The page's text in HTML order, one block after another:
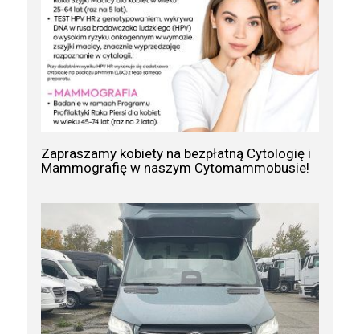
Zapraszamy kobiety na bezpłatną Cytologię i
Mammografię w naszym Cytomammobusie!